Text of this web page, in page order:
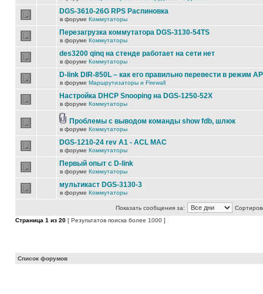
DGS-3610-26G RPS Распиновка
в форуме Коммутаторы
Перезагрузка коммутатора DGS-3130-54TS
в форуме Коммутаторы
des3200 qinq на стенде работает на сети нет
в форуме Коммутаторы
D-link DIR-850L – как его правильно перевести в режим
в форуме Маршрутизаторы и Firewall
Настройка DHCP Snooping на DGS-1250-52X
в форуме Коммутаторы
Проблемы с выводом команды show fdb, шлюк
в форуме Коммутаторы
DGS-1210-24 rev A1 - ACL MAC
в форуме Коммутаторы
Первый опыт с D-link
в форуме Коммутаторы
мультикаст DGS-3130-3
в форуме Коммутаторы
Показать сообщения за:
Страница 1 из 20 [ Результатов поиска более 1000 ]
Список форумов